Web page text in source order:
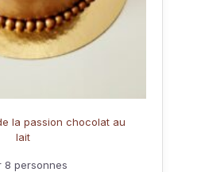
la passion chocolat au
lait
8 personnes